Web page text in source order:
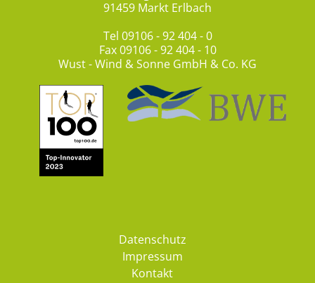
91459 Markt Erlbach
Tel 09106 - 92 404 - 0
Fax 09106 - 92 404 - 10
Wust - Wind & Sonne GmbH & Co. KG
Datenschutz
Impressum
Kontakt